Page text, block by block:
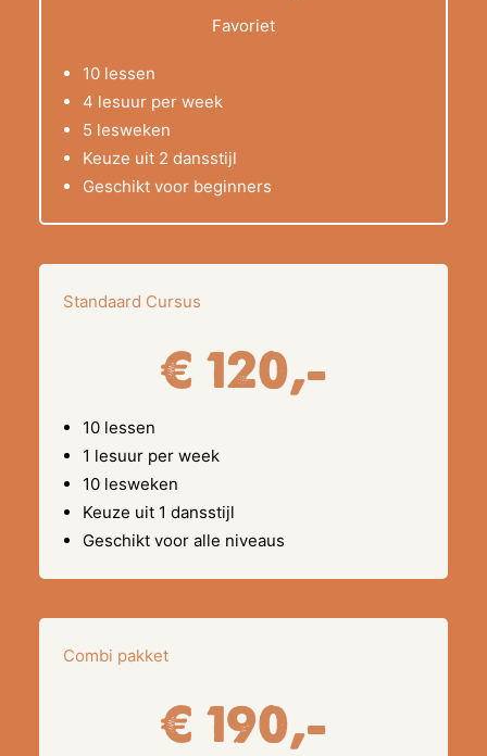
Favoriet
10 lessen
4 lesuur per week
5 lesweken
Keuze uit 2 dansstijl
Geschikt voor beginners
Standaard Cursus
€ 120,-
10 lessen
1 lesuur per week
10 lesweken
Keuze uit 1 dansstijl
Geschikt voor alle niveaus
Combi pakket
€ 190,-